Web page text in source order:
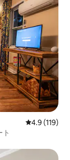
レビュー119
4.9 (119)